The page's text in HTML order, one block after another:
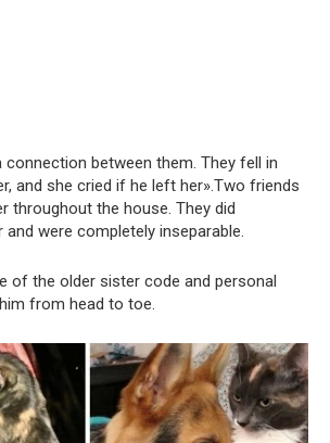
connection between them. They fell in
and she cried if he left her».Two friends
throughout the house. They did
were completely inseparable.
of the older sister code and personal
from head to toe.